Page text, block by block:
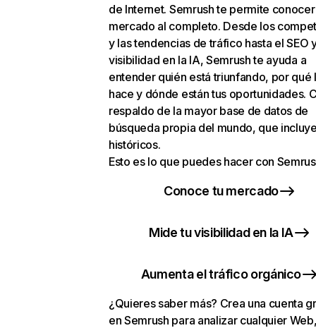
de Internet. Semrush te permite
mercado al completo. Desde los
y las tendencias de tráfico hasta el SEO
visibilidad en la IA, Semrush te ayuda a
entender quién está triunfando, por qué
hace y dónde están tus oportunidades.
respaldo de la mayor base de datos de
búsqueda propia del mundo, que
históricos.
Esto es lo que puedes hacer con
Conoce tu mercado
Mide tu visibilidad en la IA
Aumenta el tráfico orgánico
¿Quieres saber más? Crea una cuenta
en Semrush para analizar cualquier